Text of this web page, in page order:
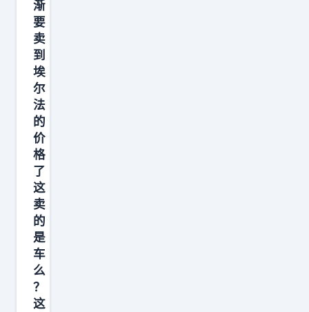
眼
睛
…
上
大
学
的
时
候
，
我
用
了
一
个
月
渐
要
卖
到
埃
尔
法
的
价
格
了
这
卖
的
是
车
么
？
这